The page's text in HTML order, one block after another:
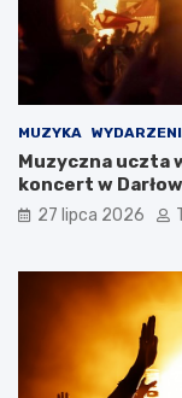
MUZYKA
Muzyczna uczta
koncert w
27 lipca 2026